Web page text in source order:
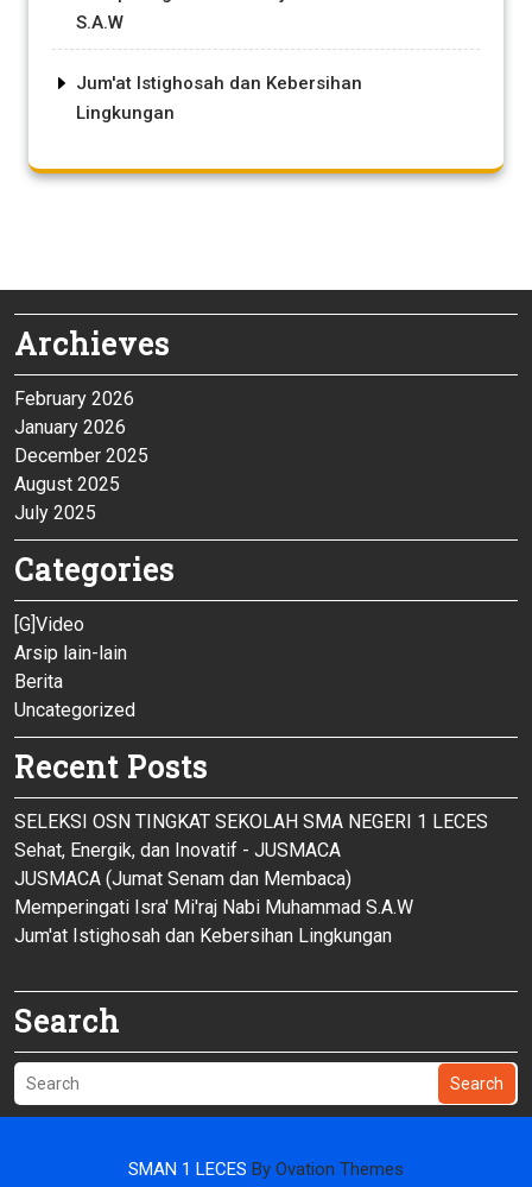
S.A.W
Jum'at Istighosah dan Kebersihan
Lingkungan
Archieves
February 2026
January 2026
December 2025
August 2025
July 2025
Categories
[G]Video
Arsip lain-lain
Berita
Uncategorized
Recent Posts
SELEKSI OSN TINGKAT SEKOLAH SMA NEGERI 1 LECES
Sehat, Energik, dan Inovatif - JUSMACA
JUSMACA (Jumat Senam dan Membaca)
Memperingati Isra' Mi'raj Nabi Muhammad S.A.W
Jum'at Istighosah dan Kebersihan Lingkungan
Search
Search
SMAN 1 LECES By Ovation Themes